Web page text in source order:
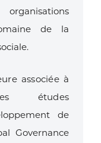
de la
associée à
études
de
Governance